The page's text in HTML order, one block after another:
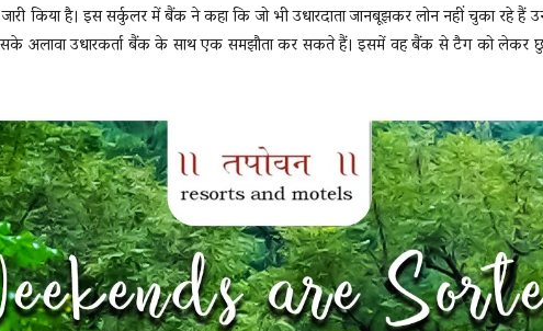
किया है। इस सर्कुलर में बैंक ने कहा कि जो भी उधारदाता जानबूझकर लोन नहीं चुका रहे हैं
इसके अलावा उधारकर्ता बैंक के साथ एक समझौता कर सकते हैं। इसमें वह बैंक से टैग को लेकर